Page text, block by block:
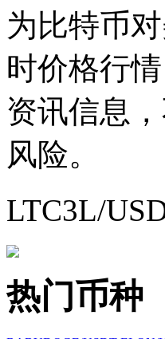
为比特币
时价格行
资讯信息
风险。
LTC3L/
热门币种